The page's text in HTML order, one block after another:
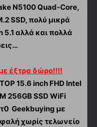
N5100 Quad-Core,
SSD, πολύ μικρά
5.1 αλλά και πολλά
έξτρα δώρο!!!!
15.6 inch FHD Intel
256GB SSD WiFi
Geekbuying με
χωρίς τελωνείο